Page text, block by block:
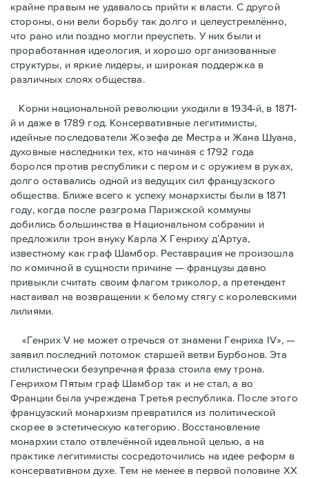
крайне правым не удавалось прийти к власти. С другой
стороны, они вели борьбу так долго и целеустремлённо,
что рано или поздно могли преуспеть. У них были и
проработанная идеология, и хорошо организованные
структуры, и яркие лидеры, и широкая поддержка в
различных слоях общества.
Корни национальной революции уходили в 1934-й, в 1871-
й и даже в 1789 год. Консервативные легитимисты,
идейные последователи Жозефа де Местра и Жана Шуана,
духовные наследники тех, кто начиная с 1792 года
боролся против республики с пером и с оружием в руках,
долго оставались одной из ведущих сил французского
общества. Ближе всего к успеху монархисты были в 1871
году, когда после разгрома Парижской коммуны
добились большинства в Национальном собрании и
предложили трон внуку Карла Х Генриху д’Артуа,
известному как граф Шамбор. Реставрация не произошла
по комичной в сущности причине — французы давно
привыкли считать своим флагoм триколор, а претендент
настаивал на возвращении к белому стягу с королевскими
лилиями.
«Генрих V не может отречься от знамени Генриха IV», —
заявил последний потомок старшей ветви Бурбонов. Эта
стилистически безупречная фраза стоила ему трона.
Генрихом Пятым граф Шамбор так и не стал, а во
Франции была учреждена Третья республика. После этого
французский монархизм превратился из политической
скорее в эстетическую категорию. Восстановление
монархии стало отвлечённой идеальной целью, а на
практике легитимисты сосредоточились на идее реформ в
консервативном духе. Тем не менее в первой половине ХХ